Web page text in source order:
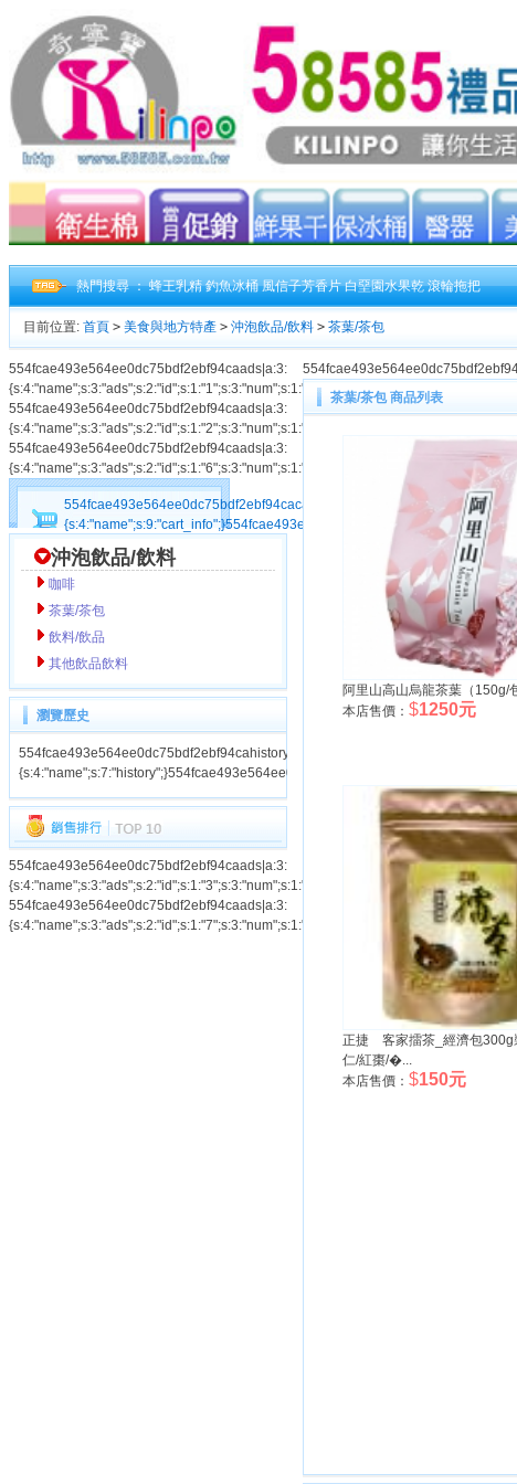
熱門搜尋 ：蜂王乳精 釣魚冰桶 風信子芳香片 白堊園水果乾 滾輪拖把
目前位置: 首頁 > 美食與地方特產 > 沖泡飲品/飲料 > 茶葉/茶包
554fcae493e564ee0dc75bdf2ebf94caads|a:3:
554fcae493e564ee0dc75bdf2ebf94caads|a:3:
554fcae493e564ee0dc75bdf2ebf94caads|a:3:
554fcae493e564ee0dc75bdf2ebf94cacart_info|a:1:
{s:4:"name";s:9:"cart_info";}554fcae493e564ee0dc75bdf2ebf94ca
沖泡飲品/飲料
咖啡
茶葉/茶包
飲料/飲品
其他飲品飲料
瀏覽歷史
554fcae493e564ee0dc75bdf2ebf94cahistory|a:1:
{s:4:"name";s:7:"history";}554fcae493e564ee0dc75bdf2ebf94ca
554fcae493e564ee0dc75bdf2ebf94caads|a:3:
554fcae493e564ee0dc75bdf2ebf94caads|a:3:
茶葉/茶包 商品列表
阿里山高山烏龍茶葉（150g/
本店售價： $1250元
正捷 客家擂茶_經濟包300g
仁/紅棗/�...
本店售價： $150元